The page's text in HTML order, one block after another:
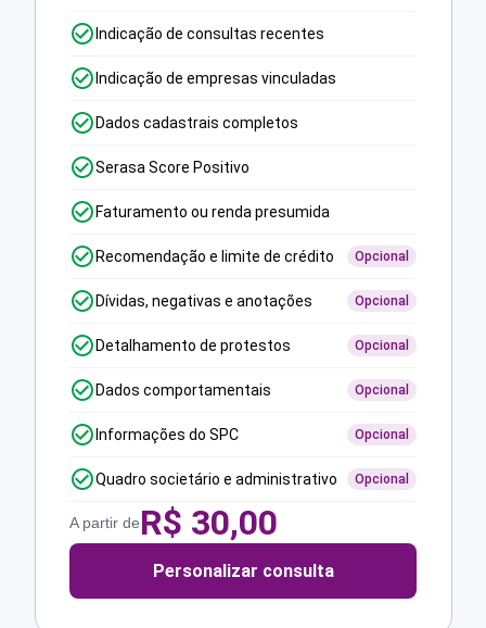
Indicação de consultas recentes
Indicação de empresas vinculadas
Dados cadastrais completos
Serasa Score Positivo
Faturamento ou renda presumida
Recomendação e limite de crédito Opcional
Dívidas, negativas e anotações Opcional
Detalhamento de protestos Opcional
Dados comportamentais Opcional
Informações do SPC Opcional
Quadro societário e administrativo Opcional
A partir deR$ 30,00
Personalizar consulta